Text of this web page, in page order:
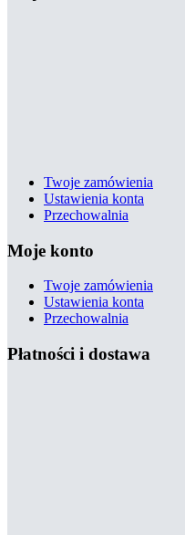
Twoje zamówienia
Ustawienia konta
Przechowalnia
Moje konto
Twoje zamówienia
Ustawienia konta
Przechowalnia
Płatności i dostawa